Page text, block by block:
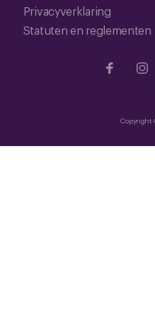
Privacyverklaring
Statuten en reglementen
Copyright